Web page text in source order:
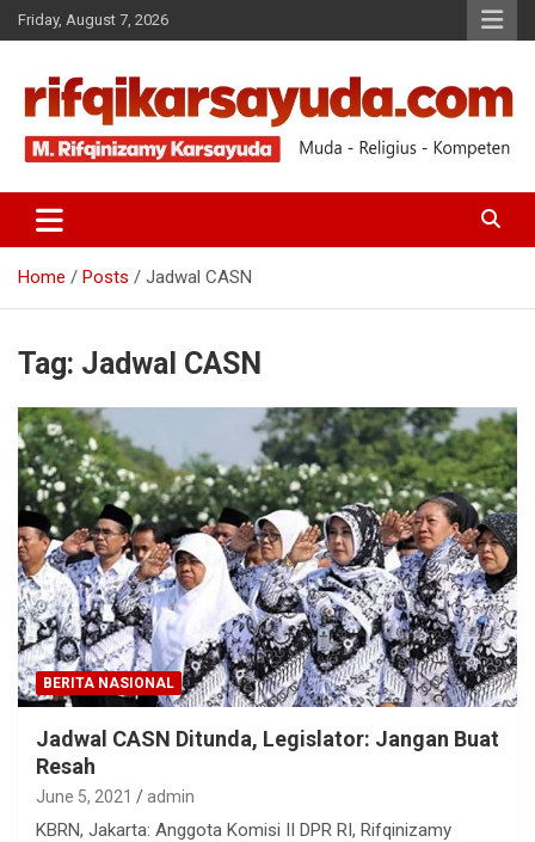
Friday, August 7, 2026
RIFQI KARSAYUDA
Home Posts Jadwal CASN
Tag: Jadwal CASN
BERITA NASIONAL
Jadwal CASN Ditunda, Legislator: Jangan Buat
Resah
June 5, 2021 admin
KBRN, Jakarta: Anggota Komisi II DPR RI, Rifqinizamy